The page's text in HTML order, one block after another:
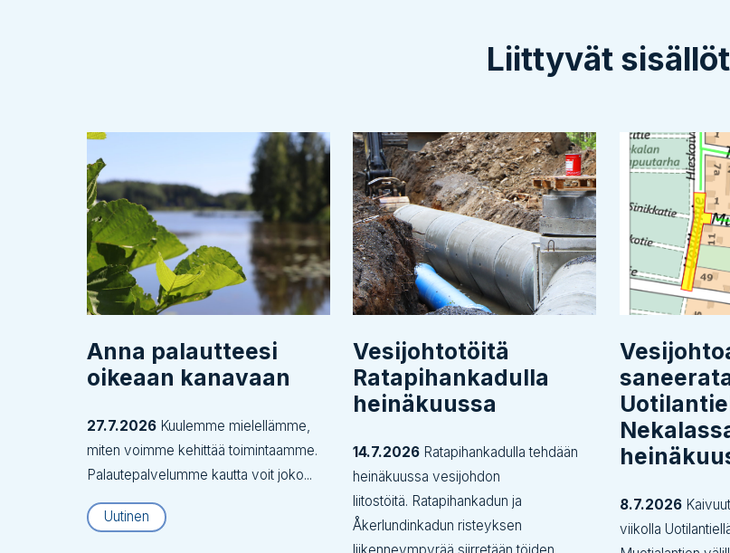
Liittyvät sisällöt
Anna palautteesi
oikeaan kanavaan
27.7.2026 Kuulemme mielellämme,
miten voimme kehittää toimintaamme.
Palautepalvelumme kautta voit joko...
Uutinen
Vesijohtotöitä
Ratapihankadulla
heinäkuussa
14.7.2026 Ratapihankadulla tehdään
heinäkuussa vesijohdon
liitostöitä. Ratapihankadun ja
Åkerlundinkadun risteyksen
8.7.2026
viikolla